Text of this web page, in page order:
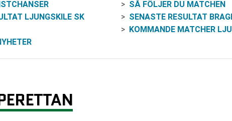
SÅ FÖLJER DU MATCHEN
LJUNGSKILE SK
SENASTE RESULTAT
KOMMANDE MATCHER